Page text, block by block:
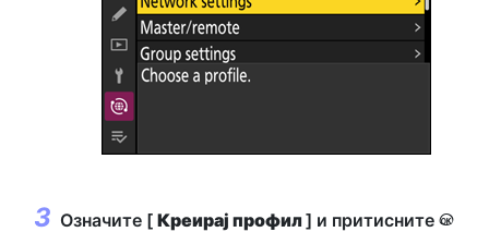
Означите [ Креирај профил] и притисните J